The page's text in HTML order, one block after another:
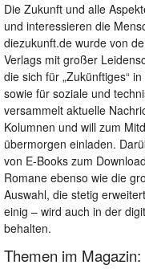
Die Zukunft und alle
und interessieren die
diezukunft.de wurde von
Verlags mit großer
die sich für „Zukünftiges“
sowie für soziale und
versammelt aktuelle
Kolumnen und will zum
übermorgen einladen.
von E-Books zum
Romane ebenso wie die
Auswahl, die stetig
einig – wird auch in der
behalten.
Themen im Magazin: